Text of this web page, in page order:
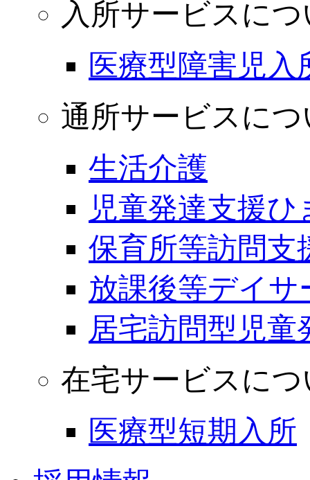
入所サービスに
医療型障害児入
通所サービスに
生活介護
児童発達支援ひ
保育所等訪問支
放課後等デイサ
居宅訪問型児童
在宅サービスに
医療型短期入所